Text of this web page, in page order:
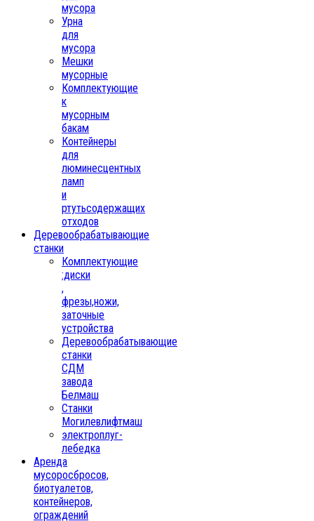
мусора
Урна
для
мусора
Мешки
мусорные
Комплектующие
к
мусорным
бакам
Контейнеры
для
люминесцентных
ламп
и
ртутьсодержащих
отходов
Деревообрабатывающие
станки
Комплектующие
:диски
,
фрезы,ножи,
заточные
устройства
Деревообрабатывающие
станки
СДМ
завода
Белмаш
Станки
Могилевлифтмаш
электроплуг-
лебедка
Аренда
мусоросбросов,
биотуалетов,
контейнеров,
ограждений